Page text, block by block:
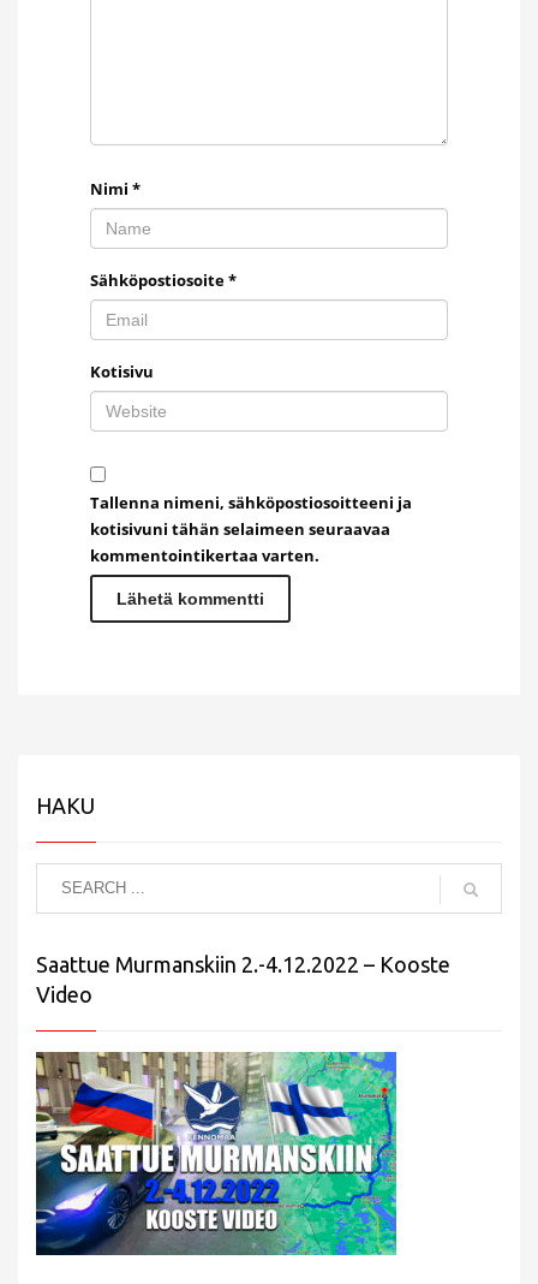
Nimi *
Sähköpostiosoite*
Kotisivu
Tallenna nimeni, sähköpostiosoitteeni ja
kotisivuni tähän selaimeen seuraavaa
kommentointikertaa varten.
HAKU
Saattue Murmanskiin 2.-4.12.2022 – Kooste
Video